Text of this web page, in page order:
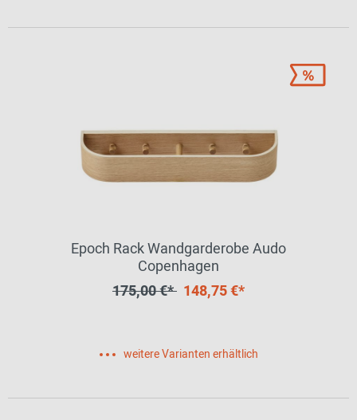
Epoch Rack Wandgarderobe Audo
Copenhagen
175,00 €* 148,75 €*
weitere Varianten erhältlich